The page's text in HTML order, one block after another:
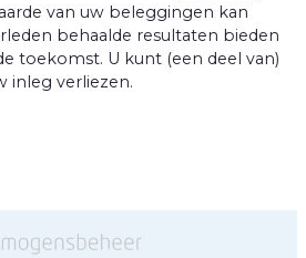
van uw beleggingen kan
behaalde resultaten bieden
toekomst. U kunt (een deel van)
inleg verliezen.